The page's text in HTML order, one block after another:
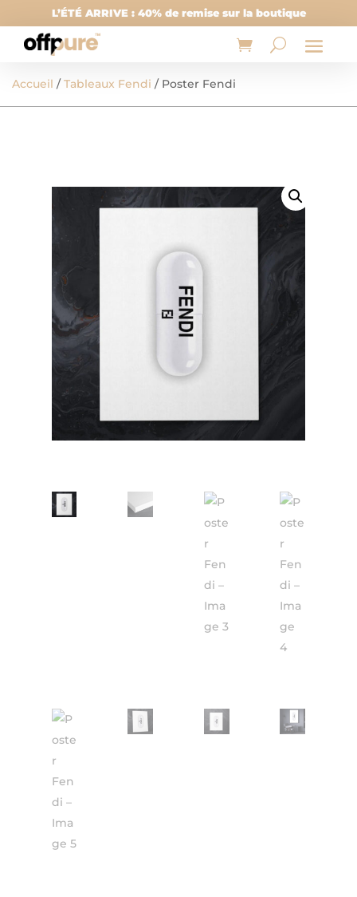
L’ÉTÉ ARRIVE : 40% de remise sur la boutique
Accueil /Tableaux Fendi / Poster Fendi